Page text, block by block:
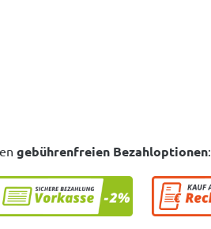
gebührenfreien Bezahloptionen: